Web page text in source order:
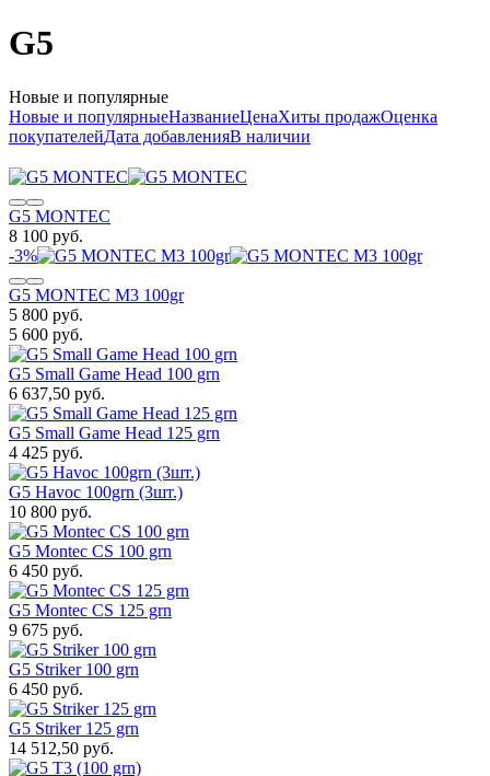
G5
Новые и популярные
Новые и популярныеНазваниеЦенаХиты продажОценка
покупателейДата добавленияВ наличии
G5 MONTEC
8 100 руб.
-3%
G5 MONTEC M3 100gr
5 800 руб.
5 600 руб.
G5 Small Game Head 100 grn
6 637,50 руб.
G5 Small Game Head 125 grn
4 425 руб.
G5 Havoc 100grn (3шт.)
10 800 руб.
G5 Montec CS 100 grn
6 450 руб.
G5 Montec CS 125 grn
9 675 руб.
G5 Striker 100 grn
6 450 руб.
G5 Striker 125 grn
14 512,50 руб.